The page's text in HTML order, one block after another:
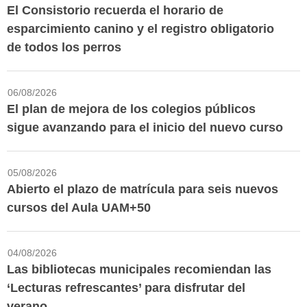
El Consistorio recuerda el horario de
esparcimiento canino y el registro obligatorio
de todos los perros
06/08/2026
El plan de mejora de los colegios públicos
sigue avanzando para el inicio del nuevo curso
05/08/2026
Abierto el plazo de matrícula para seis nuevos
cursos del Aula UAM+50
04/08/2026
Las bibliotecas municipales recomiendan las
‘Lecturas refrescantes’ para disfrutar del